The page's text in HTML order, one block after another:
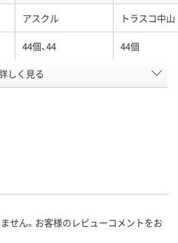
アスクル トラスコ中山
44個、44 44個
ブルー系
しく見る
せん。お客様のレビューコメントをお